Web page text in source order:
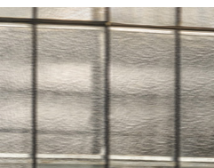
een brochure aan
de verwachte
Werkplaatsafspraak
maken
Contact en Route
Vraag een
brochure
aan
Contact en
Route